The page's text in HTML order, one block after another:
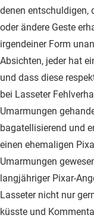
denen entschuldigen,
oder ändere Geste
irgendeiner Form
Absichten, jeder hat
und dass diese
bei Lasseter
Umarmungen
bagatellisierend und
einen ehemaligen
Umarmungen
langjähriger Pixar-
Lasseter nicht nur
küsste und